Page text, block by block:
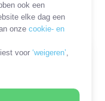
ook een
elke dag een
onzecookie- en
voor‘weigeren’,
SORTEER OP